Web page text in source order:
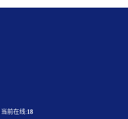
当前在线:18